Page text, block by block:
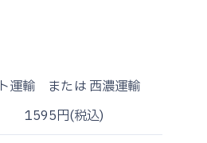
運輸 または 西濃運輸
1595円(税込)